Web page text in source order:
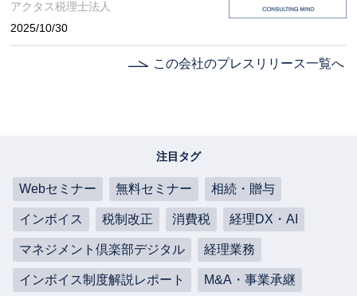
アクタス税理士法人
2025/10/30
この会社のプレスリリース一覧へ
注目タグ
Webセミナー 無料セミナー 相続・贈与
インボイス 税制改正 消費税 経理DX・AI
マネジメント倶楽部デジタル 経理業務
インボイス制度解説レポート M&A・事業承継